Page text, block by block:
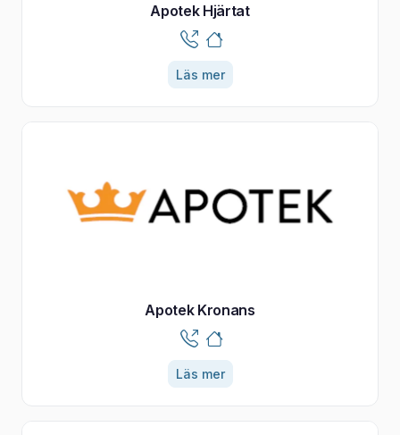
Apotek Hjärtat
Läs mer
Apotek Kronans
Läs mer